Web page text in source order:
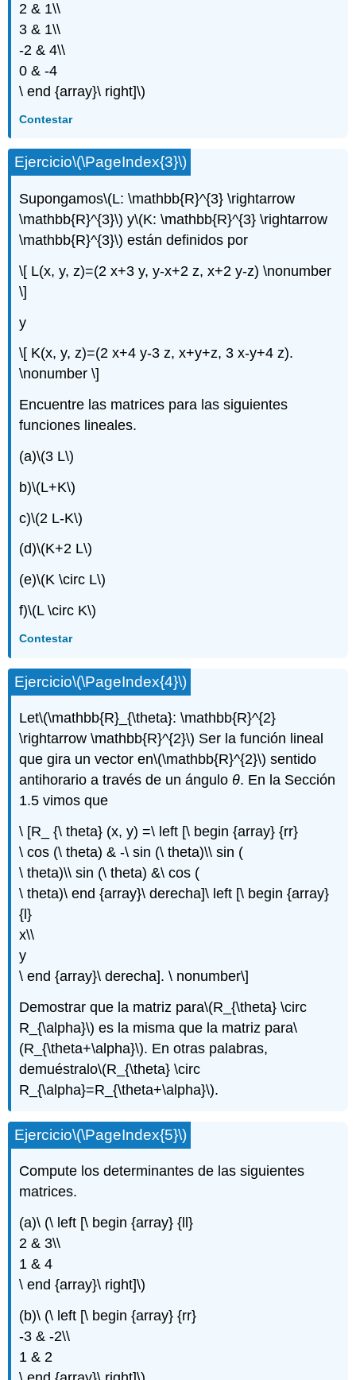
2 & 1\\
3 & 1\\
-2 & 4\\
0 & -4
\ end {array}\ right]\)
Contestar
Ejercicio\(\PageIndex{3}\)
Supongamos\(L: \mathbb{R}^{3} \rightarrow
\mathbb{R}^{3}\) y\(K: \mathbb{R}^{3} \rightarrow
\mathbb{R}^{3}\) están definidos por
\[ L(x, y, z)=(2 x+3 y, y-x+2 z, x+2 y-z) \nonumber
\]
y
\[ K(x, y, z)=(2 x+4 y-3 z, x+y+z, 3 x-y+4 z).
\nonumber \]
Encuentre las matrices para las siguientes
funciones lineales.
(a)\(3 L\)
b)\(L+K\)
c)\(2 L-K\)
(d)\(K+2 L\)
(e)\(K \circ L\)
f)\(L \circ K\)
Contestar
Ejercicio\(\PageIndex{4}\)
Let\(\mathbb{R}_{\theta}: \mathbb{R}^{2}
\rightarrow \mathbb{R}^{2}\) Ser la función lineal
que gira un vector en\(\mathbb{R}^{2}\) sentido
antihorario a través de un ángulo θ. En la Sección
1.5 vimos que
\ [R_ {\ theta} (x, y) =\ left [\ begin {array} {rr}
\ cos (\ theta) & -\ sin (\ theta)\\ sin (
\ theta)\\ sin (\ theta) &\ cos (
\ theta)\ end {array}\ derecha]\ left [\ begin {array}
{l}
x\\
y
\ end {array}\ derecha]. \ nonumber\]
Demostrar que la matriz para\(R_{\theta} \circ
R_{\alpha}\) es la misma que la matriz para\
(R_{\theta+\alpha}\). En otras palabras,
demuéstralo\(R_{\theta} \circ
R_{\alpha}=R_{\theta+\alpha}\).
Ejercicio\(\PageIndex{5}\)
Compute los determinantes de las siguientes
matrices.
(a)\ (\ left [\ begin {array} {ll}
2 & 3\\
1 & 4
\ end {array}\ right]\)
(b)\ (\ left [\ begin {array} {rr}
-3 & -2\\
1 & 2